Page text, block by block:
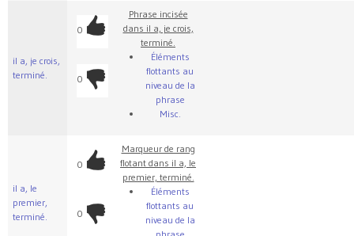
il a, je crois,
terminé.
0
0
Phrase incisée
dans il a, je crois,
terminé.
Éléments
flottants au
niveau de la
phrase
Misc.
il a, le
premier,
terminé.
0
0
Marqueur de rang
flotant dans il a, le
premier, terminé.
Éléments
flottants au
niveau de la